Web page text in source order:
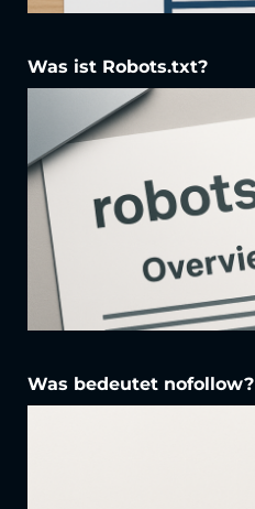
Was ist Robots.txt?
Was bedeutet nofollow?